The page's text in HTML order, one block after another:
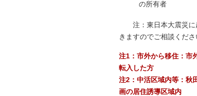
の所有者
注：東日本大震災に
きますのでご相談くださ
注1：市外から移住：市
転入した方
注2：中活区域内等：秋
画の居住誘導区域内